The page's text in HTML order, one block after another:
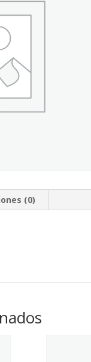
(0)